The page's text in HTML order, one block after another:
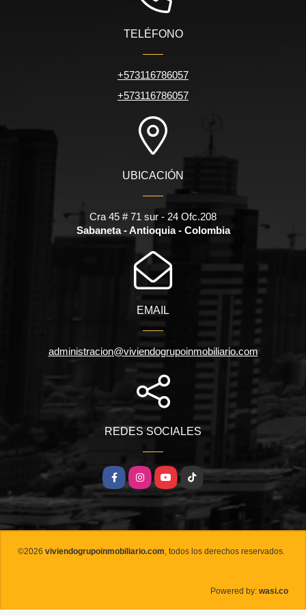
TELÉFONO
+573116786057
+573116786057
UBICACIÓN
Cra 45 # 71 sur - 24 Ofc.208
Sabaneta - Antioquia - Colombia
EMAIL
administracion@viviendogrupoinmobiliario.com
REDES SOCIALES
FacebookInstagramYouTubeTikTok
©2026 viviendogrupoinmobiliario.com, todos los derechos reservados.
Powered by: wasi.co